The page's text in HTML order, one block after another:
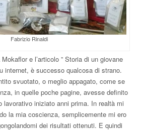
Fabrizio Rinaldi
e l’articolo ” Storia di un giovane
internet, è successo qualcosa di strano.
svuotato, o meglio appagato, come se
in quelle poche pagine, avesse definito
lavorativo iniziato anni prima. In realtà mi
la mia coscienza, semplicemente mi ero
dei risultati ottenuti. E quindi